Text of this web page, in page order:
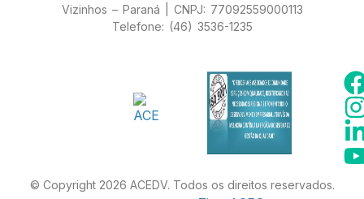
Vizinhos – Paraná | CNPJ: 77092559000113
Telefone: (46) 3536-1235
© Copyright 2026 ACEDV. Todos os direitos reservados.